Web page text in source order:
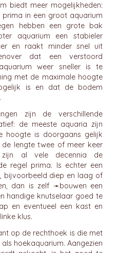
biedt meer mogelijkheden:
in een groot aquarium
hebben een grote bak
aquarium een stabieler
en raakt minder snel uit
dat een verstoord
weer sneller is te
met de maximale hoogte
is en dat de bodem
zijn de verschillende
de meeste aquaria zijn
hoogte is doorgaans gelijk
lengte twee of meer keer
zijn al vele decennia de
regel prima. Is echter een
bijvoorbeeld diep en laag of
dan is zelf ➛bouwen een
handige knutselaar goed te
en eventueel een kast en
klus.
op de rechthoek is die met
hoekaquarium. Aangezien